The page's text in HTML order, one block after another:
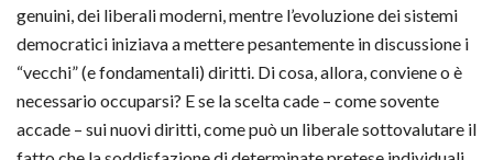
genuini, dei liberali moderni, mentre l’evoluzione dei sistemi
democratici iniziava a mettere pesantemente in discussione i
“vecchi” (e fondamentali) diritti. Di cosa, allora, conviene o è
necessario occuparsi? E se la scelta cade – come sovente
accade – sui nuovi diritti, come può un liberale sottovalutare il